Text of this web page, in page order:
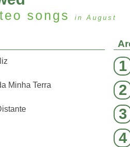
songs in August
Minha Terra
1
2
3
4